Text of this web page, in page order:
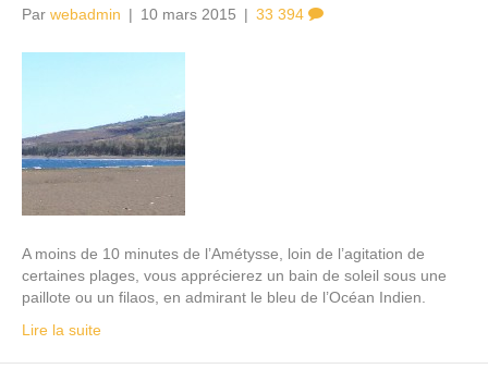
Par webadmin | 10 mars 2015 | 33 394
A moins de 10 minutes de l’Amétysse, loin de l’agitation de
certaines plages, vous apprécierez un bain de soleil sous une
paillote ou un filaos, en admirant le bleu de l’Océan Indien.
Lire la suite